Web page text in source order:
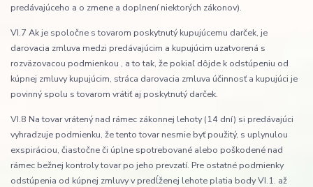
predávajúceho a o zmene a doplnení niektorých zákonov).
VI.7 Ak je spoločne s tovarom poskytnutý kupujúcemu darček, je
darovacia zmluva medzi predávajúcim a kupujúcim uzatvorená s
rozväzovacou podmienkou , a to tak, že pokiaľ dôjde k odstúpeniu od
kúpnej zmluvy kupujúcim, stráca darovacia zmluva účinnosť a kupujúci je
povinný spolu s tovarom vrátiť aj poskytnutý darček.
VI.8 Na tovar vrátený nad rámec zákonnej lehoty (14 dní) si predávajúci
vyhradzuje podmienku, že tento tovar nesmie byť použitý, s uplynulou
exspiráciou, čiastočne či úplne spotrebované alebo poškodené nad
rámec bežnej kontroly tovar po jeho prevzatí. Pre ostatné podmienky
odstúpenia od kúpnej zmluvy v predĺženej lehote platia body VI.1. až